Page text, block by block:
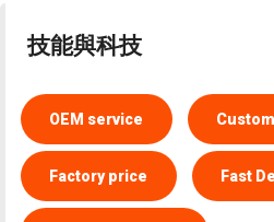
技能與科技
OEM service
Factory price Fast